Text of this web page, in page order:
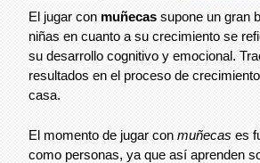
El jugar con muñecas supone un gran
niñas en cuanto a su crecimiento se
su desarrollo cognitivo y emocional.
resultados en el proceso de
casa.
El momento de jugar con muñecas es
como personas, ya que así aprenden